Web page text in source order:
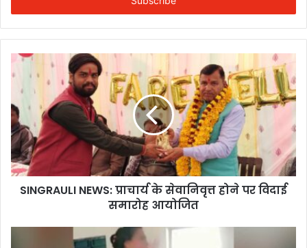
SINGRAULI NEWS: प्राचार्य के सेवानिवृत्त होने पर विदाई
समारोह आयोजित